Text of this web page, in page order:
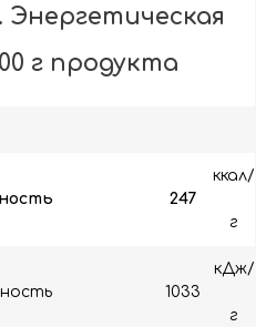
г продукта
247
ккал/
г
1033
кДж/
г